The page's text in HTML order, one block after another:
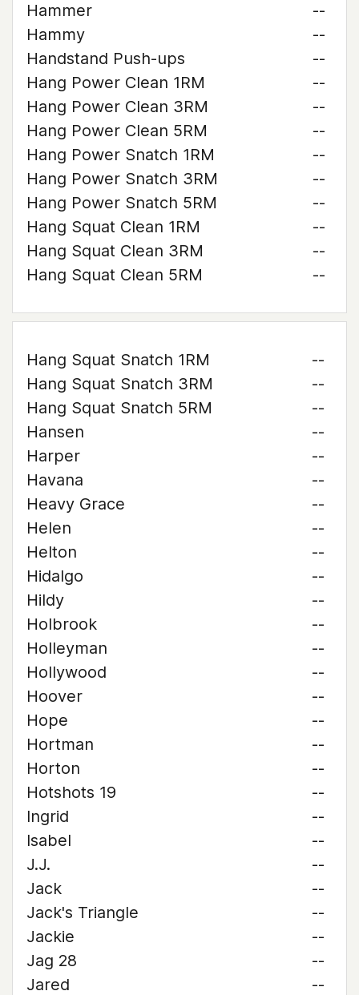
Hammer
--
Hammy
--
Handstand Push-ups
--
Hang Power Clean 1RM
--
Hang Power Clean 3RM
--
Hang Power Clean 5RM
--
Hang Power Snatch 1RM
--
Hang Power Snatch 3RM
--
Hang Power Snatch 5RM
--
Hang Squat Clean 1RM
--
Hang Squat Clean 3RM
--
Hang Squat Clean 5RM
--
Hang Squat Snatch 1RM
--
Hang Squat Snatch 3RM
--
Hang Squat Snatch 5RM
--
Hansen
--
Harper
--
Havana
--
Heavy Grace
--
Helen
--
Helton
--
Hidalgo
--
Hildy
--
Holbrook
--
Holleyman
--
Hollywood
--
Hoover
--
Hope
--
Hortman
--
Horton
--
Hotshots 19
--
Ingrid
--
Isabel
--
J.J.
--
Jack
--
Jack's Triangle
--
Jackie
--
Jag 28
--
Jared
--